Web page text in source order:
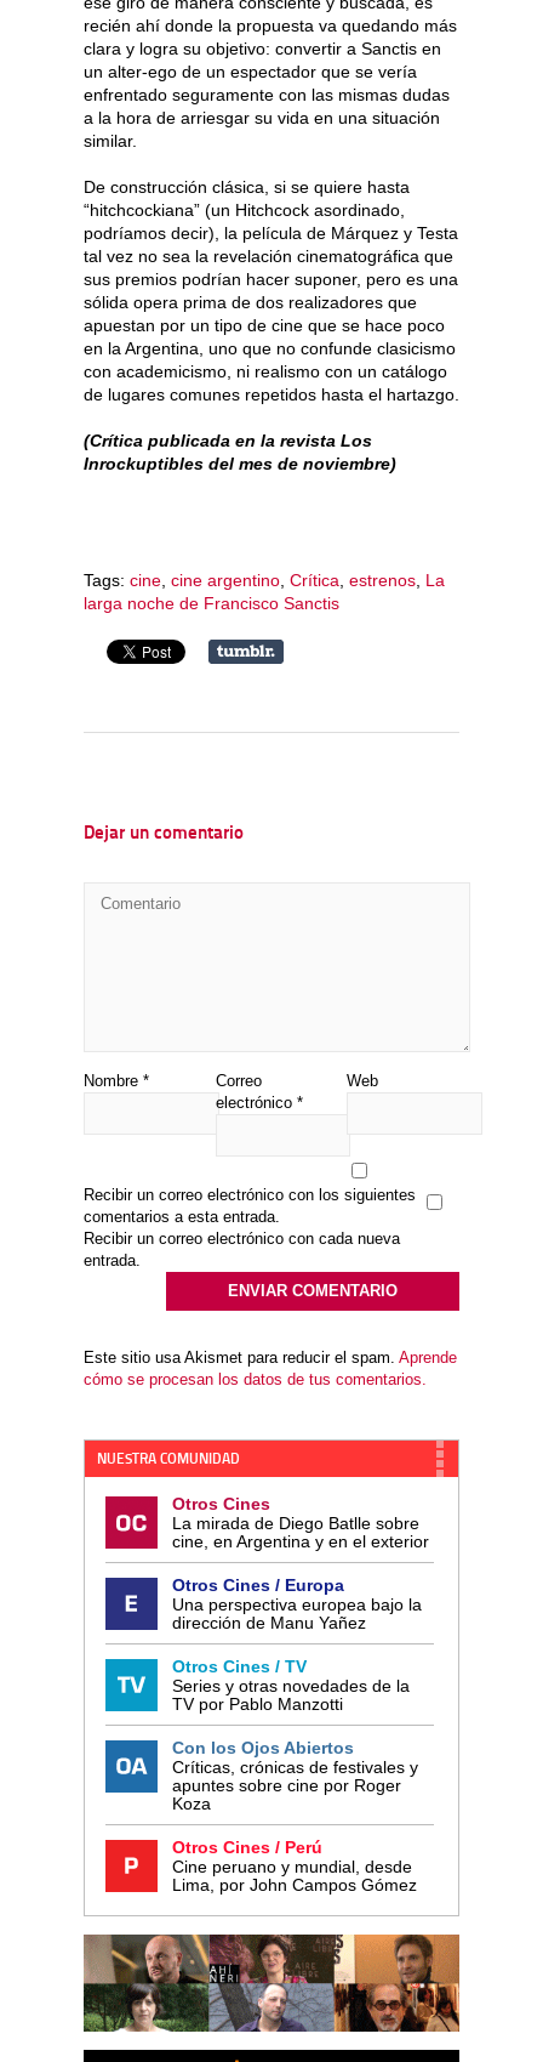
recién ahí donde la propuesta va quedando más
clara y logra su objetivo: convertir a Sanctis en
un alter-ego de un espectador que se vería
enfrentado seguramente con las mismas dudas
a la hora de arriesgar su vida en una situación
similar.
De construcción clásica, si se quiere hasta
“hitchcockiana” (un Hitchcock asordinado,
podríamos decir), la película de Márquez y Testa
tal vez no sea la revelación cinematográfica que
sus premios podrían hacer suponer, pero es una
sólida opera prima de dos realizadores que
apuestan por un tipo de cine que se hace poco
en la Argentina, uno que no confunde clasicismo
con academicismo, ni realismo con un catálogo
de lugares comunes repetidos hasta el hartazgo.
(Crítica publicada en la revista Los
Inrockuptibles del mes de noviembre)
Tags: cine, cine argentino, Crítica, estrenos, La
larga noche de Francisco Sanctis
Dejar un comentario
Nombre *
Correo
electrónico *
Web
Recibir un correo electrónico con los siguientes
comentarios a esta entrada.
Recibir un correo electrónico con cada nueva
entrada.
Este sitio usa Akismet para reducir el spam. Aprende
cómo se procesan los datos de tus comentarios.
NUESTRA COMUNIDAD
Otros Cines
La mirada de Diego Batlle sobre
cine, en Argentina y en el exterior
Otros Cines / Europa
Una perspectiva europea bajo la
dirección de Manu Yañez
Otros Cines / TV
Series y otras novedades de la
TV por Pablo Manzotti
Con los Ojos Abiertos
Críticas, crónicas de festivales y
apuntes sobre cine por Roger
Koza
Otros Cines / Perú
Cine peruano y mundial, desde
Lima, por John Campos Gómez